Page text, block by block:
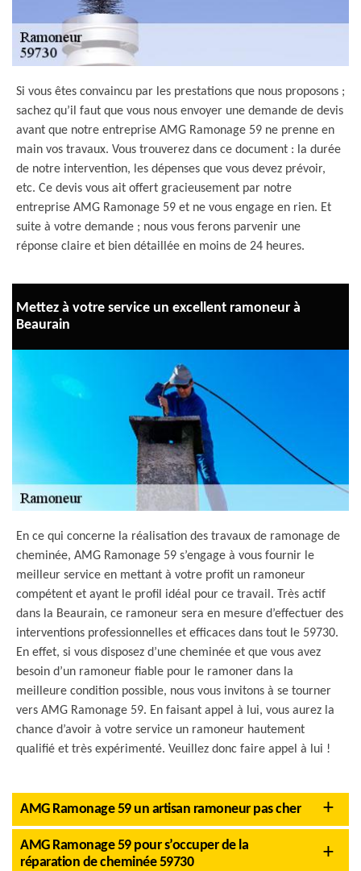
Si vous êtes convaincu par les prestations que nous proposons ;
sachez qu’il faut que vous nous envoyer une demande de devis
avant que notre entreprise AMG Ramonage 59 ne prenne en
main vos travaux. Vous trouverez dans ce document : la durée
de notre intervention, les dépenses que vous devez prévoir,
etc. Ce devis vous ait offert gracieusement par notre
entreprise AMG Ramonage 59 et ne vous engage en rien. Et
suite à votre demande ; nous vous ferons parvenir une
réponse claire et bien détaillée en moins de 24 heures.
Mettez à votre service un excellent ramoneur à
Beaurain
En ce qui concerne la réalisation des travaux de ramonage de
cheminée, AMG Ramonage 59 s’engage à vous fournir le
meilleur service en mettant à votre profit un ramoneur
compétent et ayant le profil idéal pour ce travail. Très actif
dans la Beaurain, ce ramoneur sera en mesure d’effectuer des
interventions professionnelles et efficaces dans tout le 59730.
En effet, si vous disposez d’une cheminée et que vous avez
besoin d’un ramoneur fiable pour le ramoner dans la
meilleure condition possible, nous vous invitons à se tourner
vers AMG Ramonage 59. En faisant appel à lui, vous aurez la
chance d’avoir à votre service un ramoneur hautement
qualifié et très expérimenté. Veuillez donc faire appel à lui !
AMG Ramonage 59 un artisan ramoneur pas cher
AMG Ramonage 59 pour s’occuper de la
réparation de cheminée 59730